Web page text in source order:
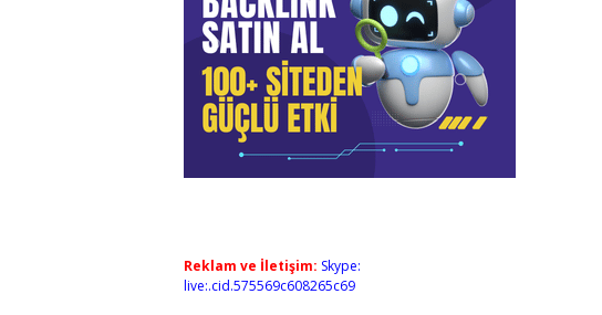
Reklam ve İletişim: Skype:
live:.cid.575569c608265c69